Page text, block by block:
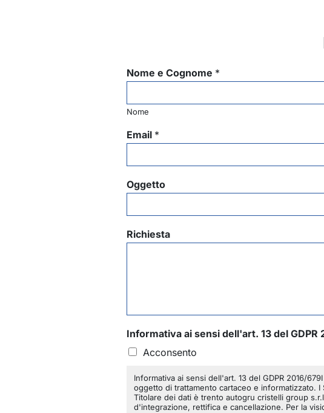
Nome e Cognome *
Nome
Email *
Oggetto
Richiesta
Informativa ai sensi dell'art. 13 del GDPR
Acconsento
Informativa ai sensi dell'art. 13 del GDPR 2016/
oggetto di trattamento cartaceo e informatizzato.
Titolare dei dati è trento autogru cristelli group
d'integrazione, rettifica e cancellazione. Per la